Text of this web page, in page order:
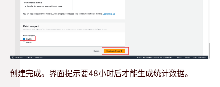
创建完成。界面提示要48小时后才能生成统计数据。